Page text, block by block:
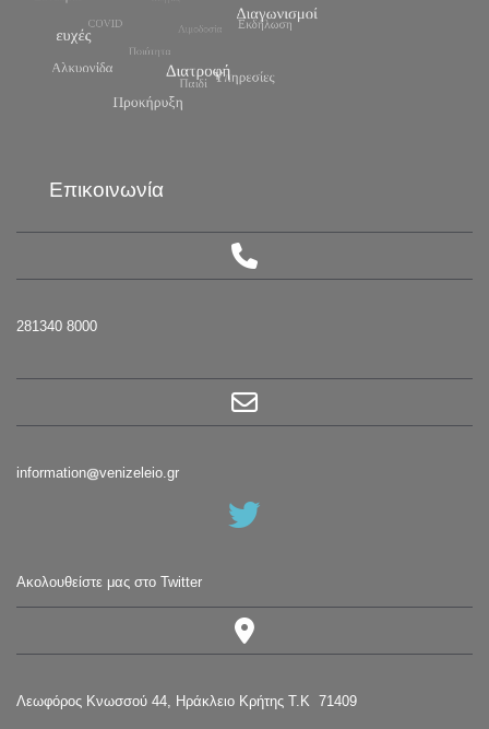
Επικοινωνία
281340 8000
information venizeleio.gr
Ακολουθείστε μας στο Twitter
Λεωφόρος Κνωσσού 44, Ηράκλειο Κρήτης Τ.Κ 71409